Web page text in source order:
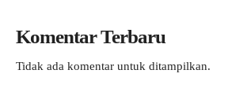
Komentar Terbaru
Tidak ada komentar untuk ditampilkan.